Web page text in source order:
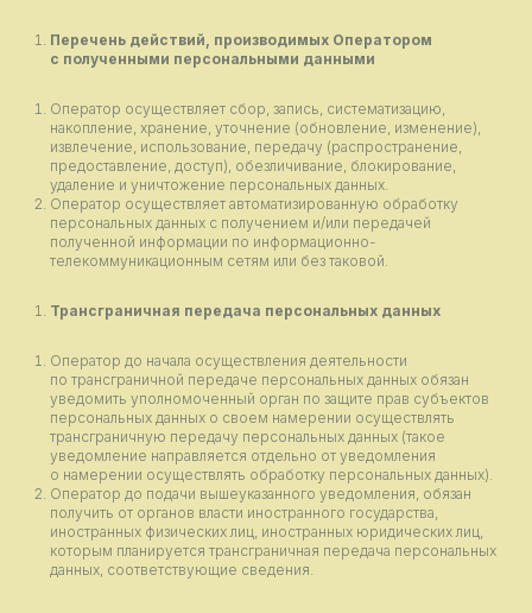
Перечень действий, производимых Оператором
с полученными персональными данными
Оператор осуществляет сбор, запись, систематизацию,
накопление, хранение, уточнение (обновление, изменение),
извлечение, использование, передачу (распространение,
предоставление, доступ), обезличивание, блокирование,
удаление и уничтожение персональных данных.
Оператор осуществляет автоматизированную обработку
персональных данных с получением и/или передачей
полученной информации по информационно-
телекоммуникационным сетям или без таковой.
Трансграничная передача персональных данных
Оператор до начала осуществления деятельности
по трансграничной передаче персональных данных обязан
уведомить уполномоченный орган по защите прав субъектов
персональных данных о своем намерении осуществлять
трансграничную передачу персональных данных (такое
уведомление направляется отдельно от уведомления
о намерении осуществлять обработку персональных данных).
Оператор до подачи вышеуказанного уведомления, обязан
получить от органов власти иностранного государства,
иностранных физических лиц, иностранных юридических лиц,
которым планируется трансграничная передача персональных
данных, соответствующие сведения.